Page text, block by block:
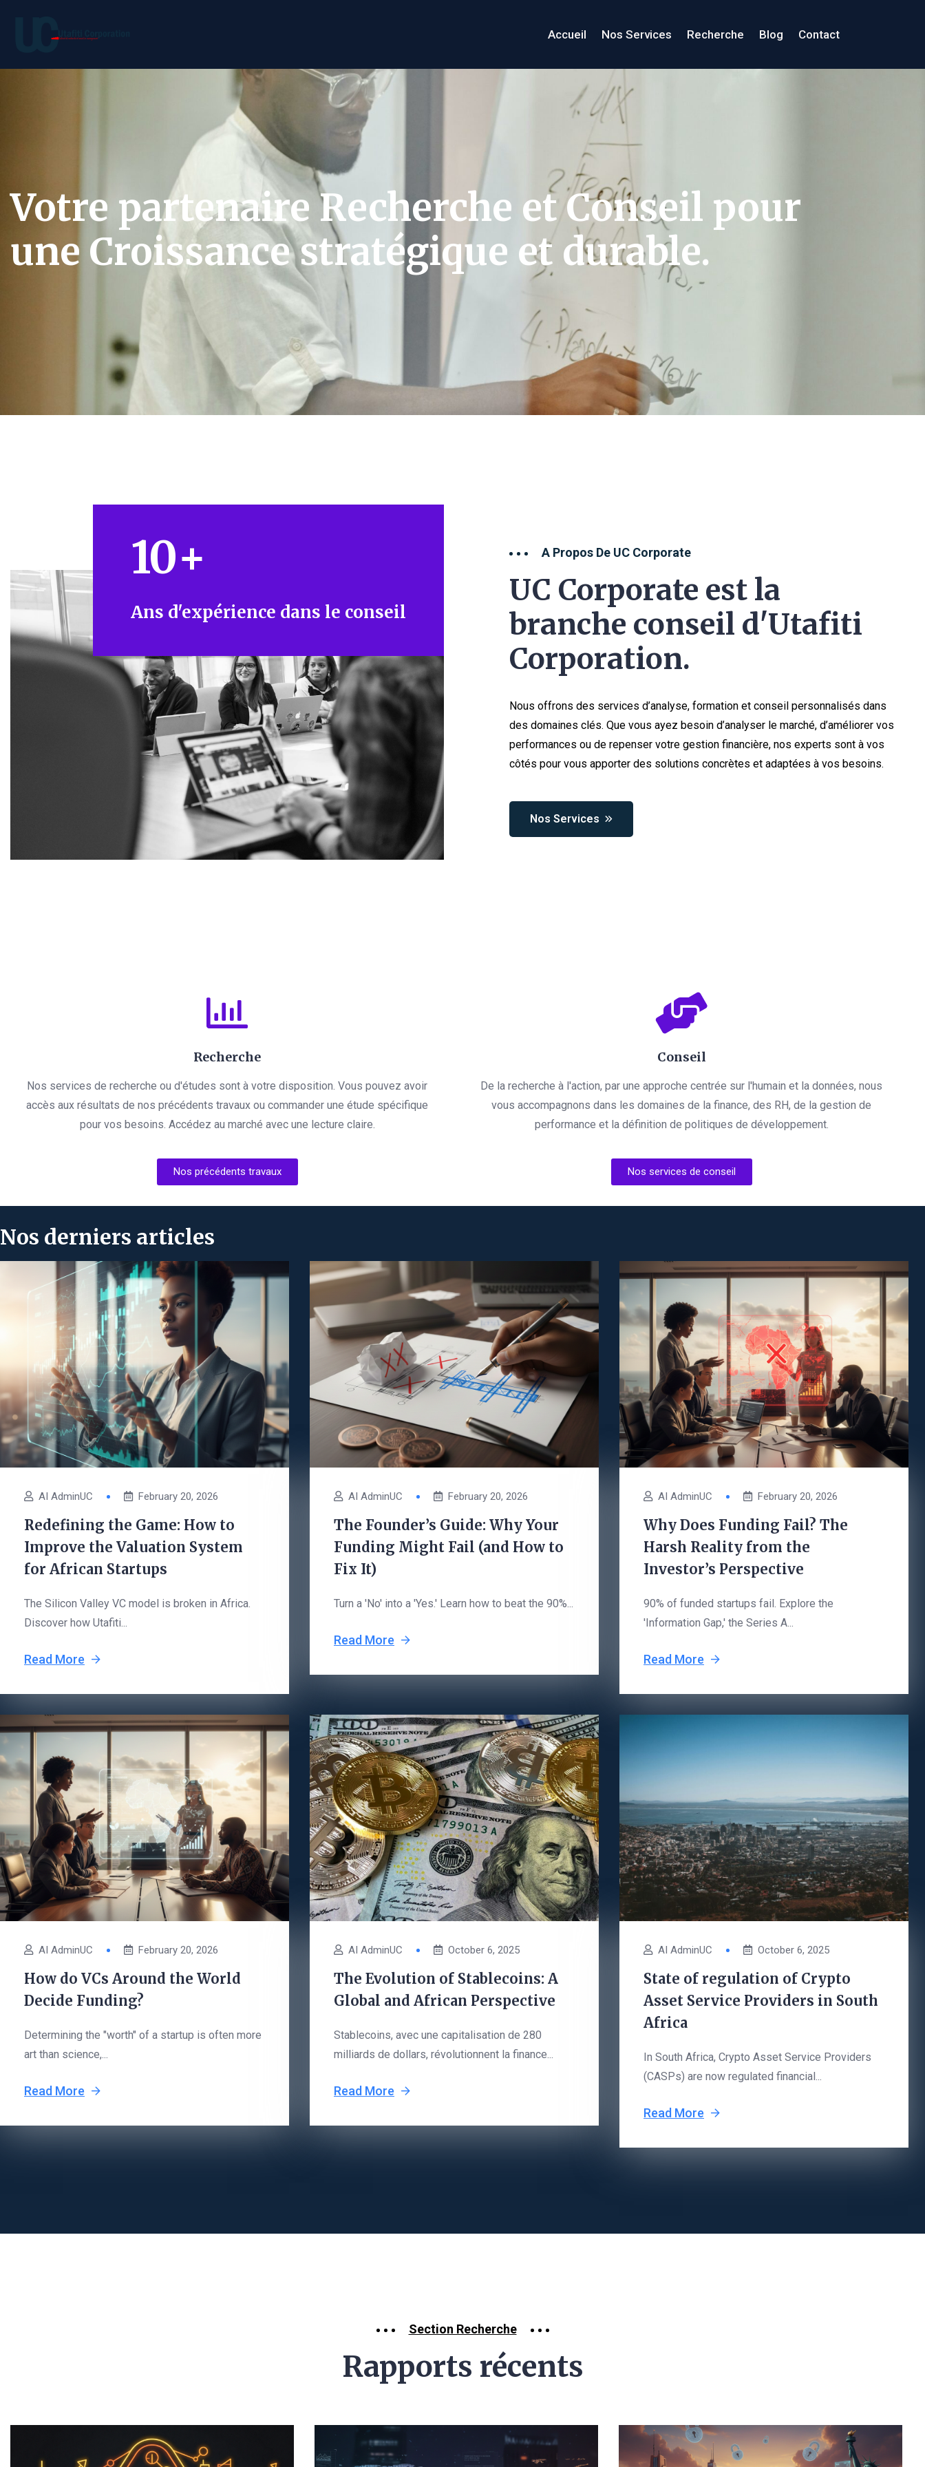
Accueil Nos Services Recherche Blog Contact
Votre partenaire Recherche et Conseil pour
une Croissance stratégique et durable.
10+
Ans d'expérience dans le conseil
A Propos De UC Corporate
UC Corporate est la
branche conseil d'Utafiti
Corporation.
Nous offrons des services d’analyse, formation et conseil personnalisés dans
des domaines clés. Que vous ayez besoin d’analyser le marché, d’améliorer vos
performances ou de repenser votre gestion financière, nos experts sont à vos
côtés pour vous apporter des solutions concrètes et adaptées à vos besoins.
Nos Services
Recherche
Nos services de recherche ou d'études sont à votre disposition. Vous pouvez avoir
accès aux résultats de nos précédents travaux ou commander une étude spécifique
pour vos besoins. Accédez au marché avec une lecture claire.
Nos précédents travaux
Conseil
De la recherche à l'action, par une approche centrée sur l'humain et la données, nous
vous accompagnons dans les domaines de la finance, des RH, de la gestion de
performance et la définition de politiques de développement.
Nos services de conseil
Nos derniers articles
AI AdminUC February 20, 2026
Redefining the Game: How to
Improve the Valuation System
for African Startups
The Silicon Valley VC model is broken in Africa.
Discover how Utafiti...
Read More
AI AdminUC February 20, 2026
The Founder’s Guide: Why Your
Funding Might Fail (and How to
Fix It)
Turn a 'No' into a 'Yes.' Learn how to beat the 90%...
Read More
AI AdminUC February 20, 2026
Why Does Funding Fail? The
Harsh Reality from the
Investor’s Perspective
90% of funded startups fail. Explore the
'Information Gap,' the Series A...
Read More
AI AdminUC February 20, 2026
How do VCs Around the World
Decide Funding?
Determining the "worth" of a startup is often more
art than science,...
Read More
AI AdminUC October 6, 2025
The Evolution of Stablecoins: A
Global and African Perspective
Stablecoins, avec une capitalisation de 280
milliards de dollars, révolutionnent la finance...
Read More
AI AdminUC October 6, 2025
State of regulation of Crypto
Asset Service Providers in South
Africa
In South Africa, Crypto Asset Service Providers
(CASPs) are now regulated financial...
Read More
Section Recherche
Rapports récents